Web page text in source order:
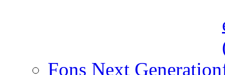
Fons Next Generation